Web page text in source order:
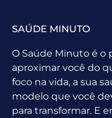
SAÚDE MINUTO
O Saúde Minuto é o
aproximar você do
foco na vida, a sua
modelo que você
para transformar. E